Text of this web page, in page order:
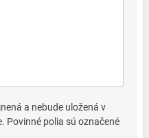
a nebude uložená v
Povinné polia sú označené